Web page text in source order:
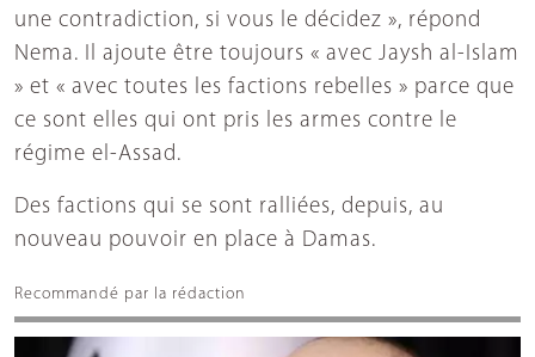
une contradiction, si vous le décidez », répond
Nema. Il ajoute être toujours « avec Jaysh al-Islam
» et « avec toutes les factions rebelles » parce que
ce sont elles qui ont pris les armes contre le
régime el-Assad.
Des factions qui se sont ralliées, depuis, au
nouveau pouvoir en place à Damas.
Recommandé par la rédaction